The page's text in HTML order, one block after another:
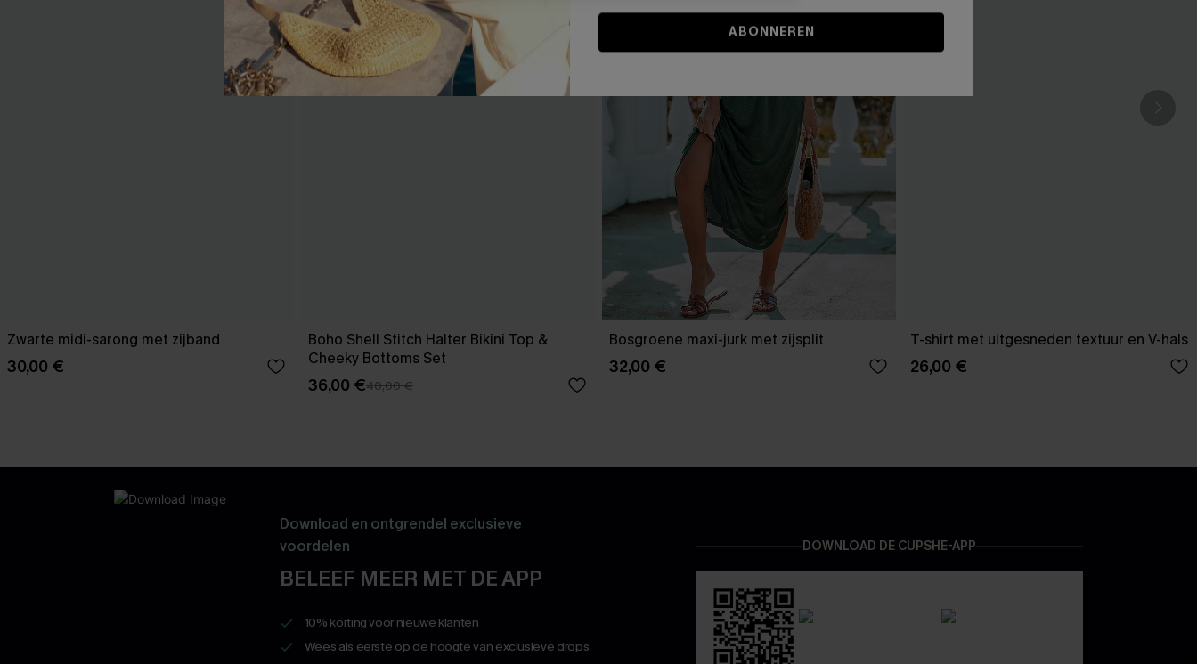
Zwarte midi-sarong met zijband
30,00 €
Boho Shell Stitch Halter Bikini Top &
Cheeky Bottoms Set
36,00 €40,00 €
Bosgroene maxi-jurk met zijsplit
32,00 €
T-shirt met uitgesneden textuur en V-hals
26,00 €
Download en ontgrendel exclusieve
voordelen
BELEEF MEER MET DE APP
10% korting voor nieuwe klanten
Wees als eerste op de hoogte van exclusieve drops
DOWNLOAD DE CUPSHE-APP
ABONNEREN